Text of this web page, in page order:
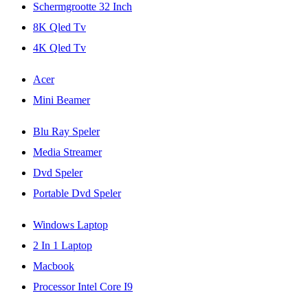
Schermgrootte 32 Inch
8K Qled Tv
4K Qled Tv
Acer
Mini Beamer
Blu Ray Speler
Media Streamer
Dvd Speler
Portable Dvd Speler
Windows Laptop
2 In 1 Laptop
Macbook
Processor Intel Core I9